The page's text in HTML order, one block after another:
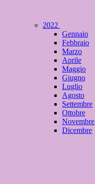
2022
Gennaio
Febbraio
Marzo
Aprile
Maggio
Giugno
Luglio
Agosto
Settembre
Ottobre
Novembre
Dicembre